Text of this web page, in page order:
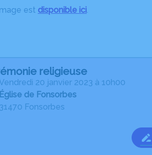
est disponible ici.
religieuse
vendredi 20 janvier 2023 à 10h00
Église de Fonsorbes
31470 Fonsorbes